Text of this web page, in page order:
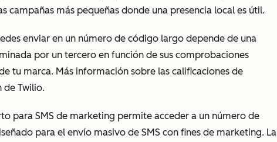
campañas más pequeñas donde una presencia local es útil.
enviar en un número de código largo depende de una
por un tercero en función de sus comprobaciones
tu marca. Más información sobre las calificaciones de
de Twilio.
para SMS de marketing permite acceder a un número de
para el envío masivo de SMS con fines de marketing. La